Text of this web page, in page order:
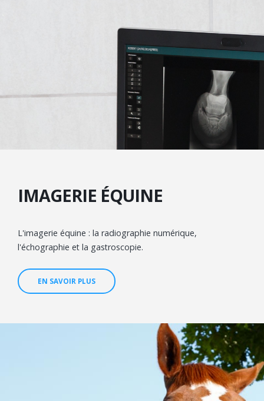
IMAGERIE ÉQUINE
L'imagerie équine : la radiographie numérique,
l'échographie et la gastroscopie.
EN SAVOIR PLUS